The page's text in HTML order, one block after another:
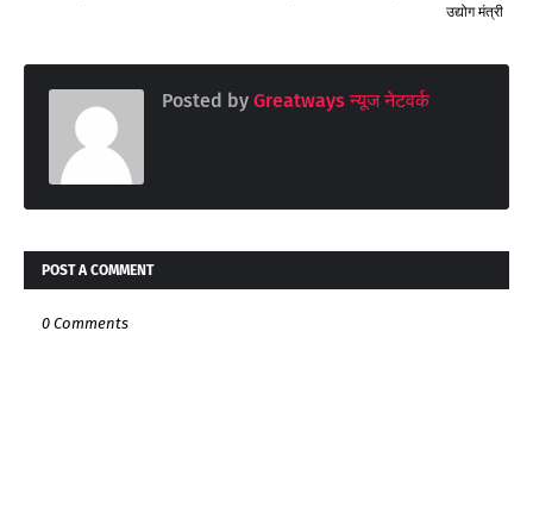
उद्योग मंत्री
Posted by Greatways न्यूज नेटवर्क
POST A COMMENT
0 Comments